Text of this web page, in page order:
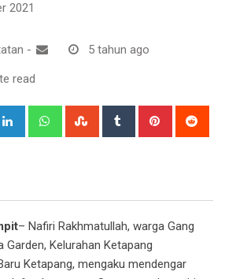
2021
- 5 tahun ago
read
LinkedIn WhatsappStumbleUpon
Tumblr Pinterest
– Nafiri Rakhmatullah, warga Gang
Garden, Kelurahan Ketapang
Ketapang, mengaku mendengar